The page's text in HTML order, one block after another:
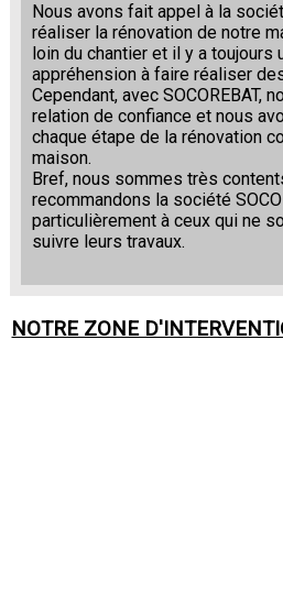
Nous avons fait appel à la
réaliser la rénovation de notre
loin du chantier et il y a toujours
appréhension à faire réaliser
Cependant, avec SOCOREBAT,
relation de confiance et nous
chaque étape de la rénovation
maison.
Bref, nous sommes très
recommandons la société
particulièrement à ceux qui ne
suivre leurs travaux.
NOTRE ZONE